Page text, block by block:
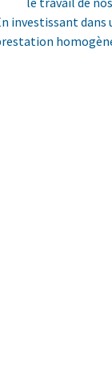
investissant